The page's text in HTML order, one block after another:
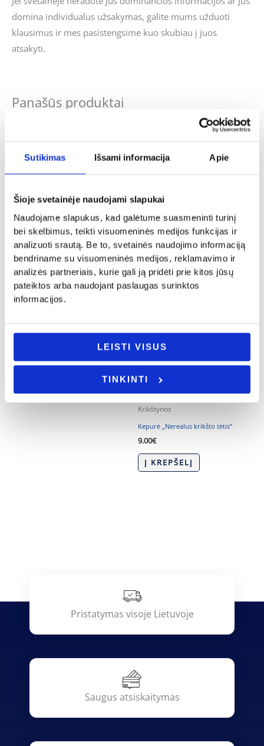
Sutikimas Išsami informacija Apie
Šioje svetainėje naudojami slapukai
Naudojame slapukus, kad galėtume suasmeninti turinį
bei skelbimus, teikti visuomeninės medijos funkcijas ir
analizuoti srautą. Be to, svetainės naudojimo informaciją
bendriname su visuomeninės medijos, reklamavimo ir
analizės partneriais, kurie gali ją pridėti prie kitos jūsų
pateiktos arba naudojant paslaugas surinktos
informacijos.
LEISTI VISUS
TINKINTI
domina individualus užsakymas, galite mums užduoti
klausimus ir mes pasistengsime kuo skubiau į juos
atsakyti.
Panašūs produktai
tėčiui”
15.00
- PASIRINKITE
Šaukšteliai
Šaukštelis su modelinu „Tėčio”
- PASIRINKITE
VARIANTĄ
Medalis „Geriausias senelis”
Krikštynos
Kepurė „Nerealus krikšto tėtis”
9.00€
Į KREPŠELĮ
Pristatymas visoje Lietuvoje
Saugus atsiskaitymas